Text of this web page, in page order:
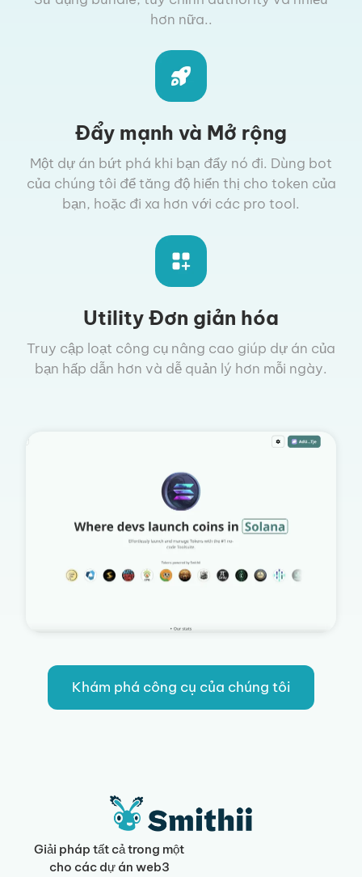
hơn nữa..
Đẩy mạnh và Mở rộng
Một dự án bứt phá khi bạn đẩy nó đi. Dùng bot
của chúng tôi để tăng độ hiển thị cho token của
bạn, hoặc đi xa hơn với các pro tool.
Utility Đơn giản hóa
Truy cập loạt công cụ nâng cao giúp dự án của
bạn hấp dẫn hơn và dễ quản lý hơn mỗi ngày.
Khám phá công cụ của chúng tôi
Giải pháp tất cả trong một
cho các dự án web3